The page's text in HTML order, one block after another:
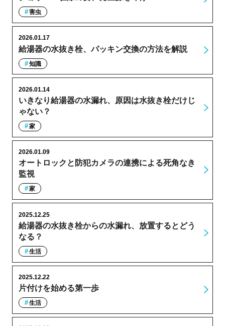
害虫
給湯器の水抜き栓、パッキン交換の方法を解説
2026.01.17
知識
いきなり給湯器の水漏れ、原因は水抜き栓だけじ
ゃない？
2026.01.14
家
オートロックと防犯カメラの連携による死角なき
監視
2026.01.09
家
給湯器の水抜き栓からの水漏れ、放置するとどう
なる？
2025.12.25
生活
片付けを始める第一歩
2025.12.22
生活